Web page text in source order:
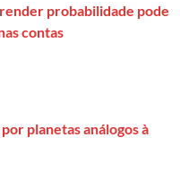
probabilidade pode
contas
planetas análogos à